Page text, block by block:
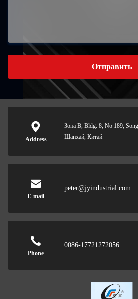
Отправить
Address
Зона B, Bldg. 8, No 189,
Шанхай, Китай
E-mail
peter@jyindustrial.com
Phone
0086-17721272056